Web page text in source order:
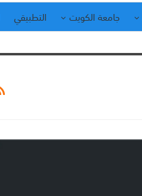
جامعة الكويت التطبيقي